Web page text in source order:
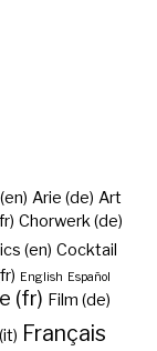
Arie (de) Art
Chorwerk (de)
(en) Cocktail
English Español
(fr) Film (de)
Français